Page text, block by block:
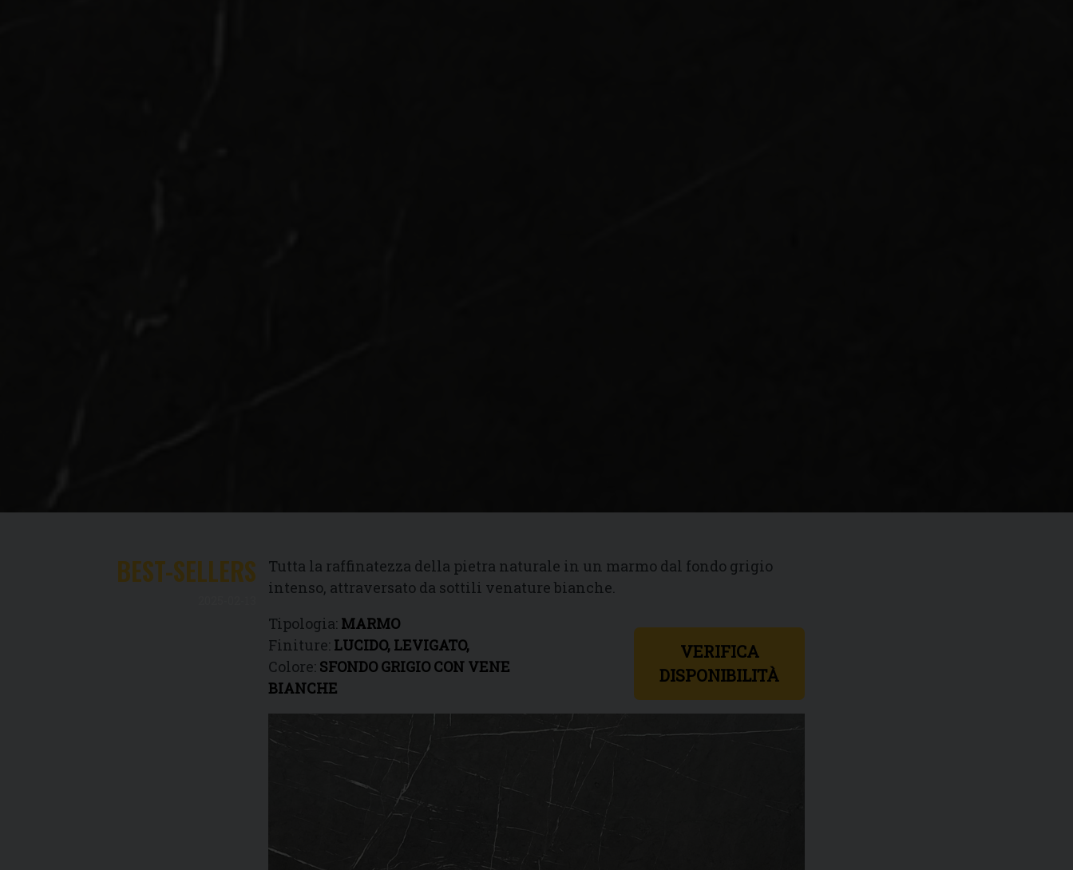
BEST-SELLERS
Tutta la raffinatezza della pietra naturale in un marmo dal fondo grigio
intenso, attraversato da sottili venature bianche.
Tipologia: MARMO
Finiture: LUCIDO, LEVIGATO,
Colore: SFONDO GRIGIO CON VENE
BIANCHE
VERIFICA
DISPONIBILITÀ